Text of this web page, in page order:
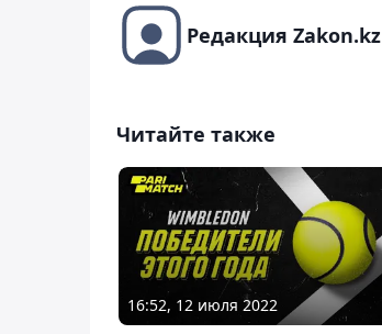
Редакция Zakon.kz
Читайте также
16:52, 12 июля 2022